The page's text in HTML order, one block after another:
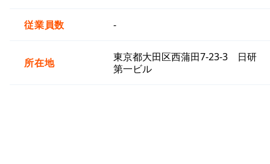
従業員数 -
所在地
東京都大田区西蒲田7-23-3 日研
第一ビル